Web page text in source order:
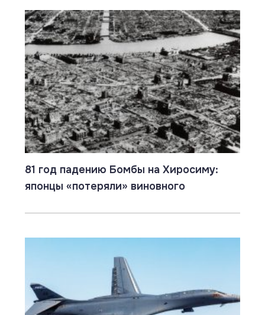
81 год падению Бомбы на Хиросиму:
японцы «потеряли» виновного